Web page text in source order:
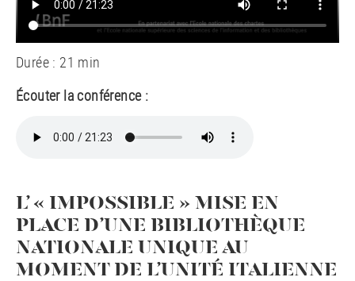
Durée : 21 min
Écouter la conférence :
L’ « IMPOSSIBLE » MISE EN
PLACE D’UNE BIBLIOTHÈQUE
NATIONALE UNIQUE AU
MOMENT DE L’UNITÉ ITALIENNE